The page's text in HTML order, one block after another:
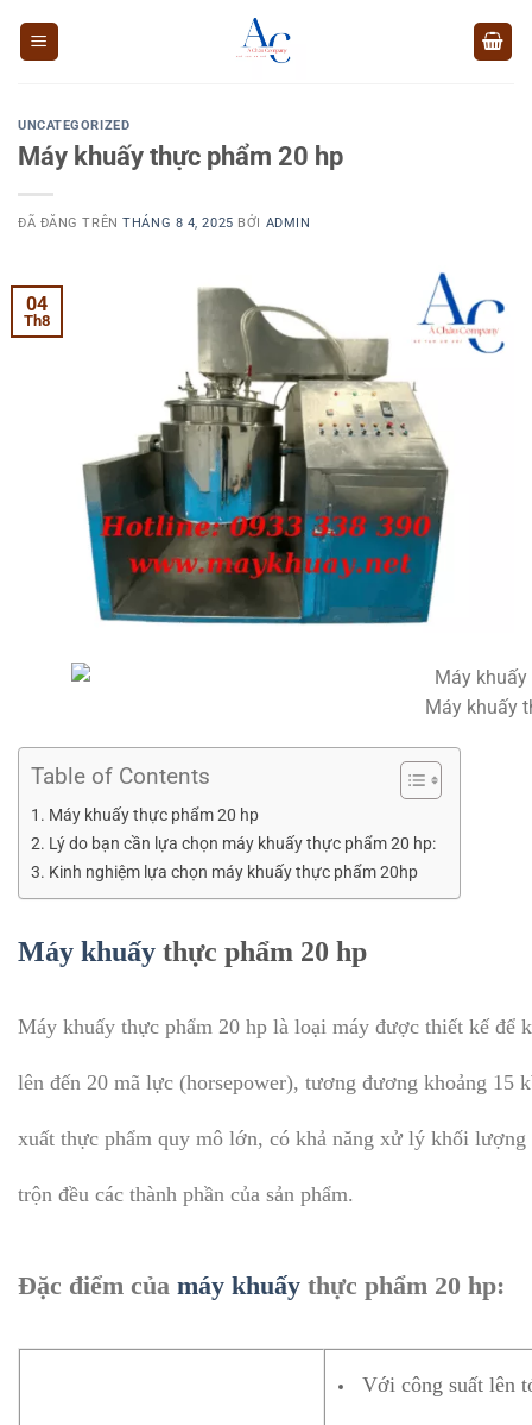
UNCATEGORIZED
Máy khuấy thực phẩm 20 hp
ĐÃ ĐĂNG TRÊNTHÁNG 8 4, 2025 BỞI ADMIN
04
Th8
Máy khuấy
Table of Contents
Máy khuấy thực phẩm 20 hp
Lý do bạn cần lựa chọn máy khuấy thực phẩm 20 hp:
Kinh nghiệm lựa chọn máy khuấy thực phẩm 20hp
Máy khuấy thực phẩm 20 hp
Máy khuấy thực phẩm 20 hp là loại máy được thiết kế để
lên đến 20 mã lực (horsepower), tương đương khoảng 15
xuất thực phẩm quy mô lớn, có khả năng xử lý khối
trộn đều các thành phần của sản phẩm.
Đặc điểm của máy khuấy thực phẩm 20 hp:
Với công suất lên